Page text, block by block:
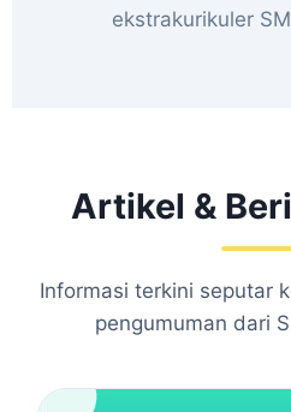
ekstrakurikuler
Artikel &
Informasi terkini seputar
pengumuman dari